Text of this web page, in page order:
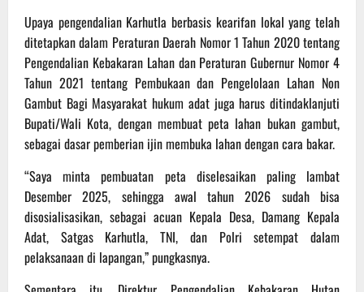
Upaya pengendalian Karhutla berbasis kearifan lokal yang telah
ditetapkan dalam Peraturan Daerah Nomor 1 Tahun 2020 tentang
Pengendalian Kebakaran Lahan dan Peraturan Gubernur Nomor 4
Tahun 2021 tentang Pembukaan dan Pengelolaan Lahan Non
Gambut Bagi Masyarakat hukum adat juga harus ditindaklanjuti
Bupati/Wali Kota, dengan membuat peta lahan bukan gambut,
sebagai dasar pemberian ijin membuka lahan dengan cara bakar.
“Saya minta pembuatan peta diselesaikan paling lambat
Desember 2025, sehingga awal tahun 2026 sudah bisa
disosialisasikan, sebagai acuan Kepala Desa, Damang Kepala
Adat, Satgas Karhutla, TNI, dan Polri setempat dalam
pelaksanaan di lapangan,” pungkasnya.